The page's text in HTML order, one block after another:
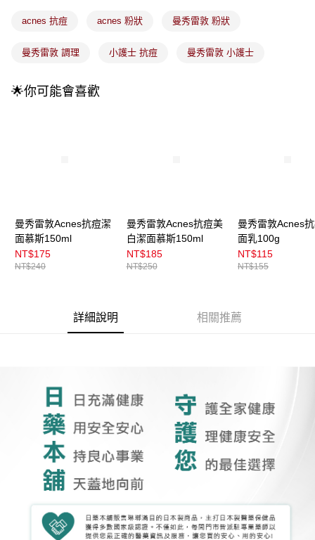
流程，驗證手機門號後，選擇欲分期的期數、繳款截止日，確認付款後即完
4.訂單成立30分鐘內，如未前往確認交易或遇審核未通過，訂單將自動取
法說明評估內容。
【繳款方式說明】
2.基於同意付款使用「大哥付你分期」之契約關係目的，商店將以您的個人
資料（包含姓名、電話或地址）提供予台灣大哥大進項蒐集、處理及利用，
由本公司與您本人進行分期帳單所需資料之確認、核對及更正。
3.完整用戶服務條款，請詳閱以下連結：
https://oppay.tw/userRule
運送方式
全家取貨付款
付款後全家取貨
宅配
每筆NT$100，滿NT$899(含以上)免運費
acnes 抗痘 acnes 粉狀 曼秀雷敦 粉狀
曼秀雷敦 調理 小護士 抗痘 曼秀雷敦 小護士
🌟你可能會喜歡
曼秀雷敦Acnes抗痘潔
面慕斯150ml
NT$175
NT$240
曼秀雷敦Acnes抗痘美
白潔面慕斯150ml
NT$185
NT$250
曼秀雷敦Acnes
面乳100g
NT$115
NT$155
詳細說明 相關推薦